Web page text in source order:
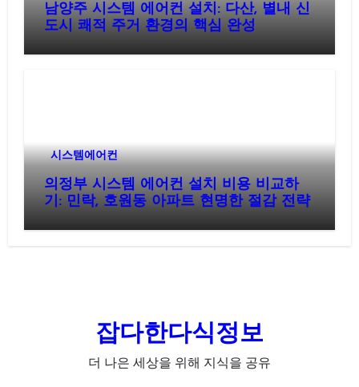
남양주 시스템 에어컨 설치: 다산, 별내 신
도시 쾌적 주거 환경의 핵심 완성
시스템에어컨
의정부 시스템 에어컨 설치 비용 비교하
기: 민락, 호원동 아파트 현명한 절감 전략
잡다한다식정보
더 나은 세상을 위해 지식을 공유